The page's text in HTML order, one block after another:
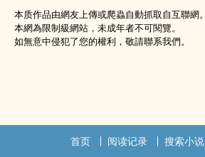
本质作品由網友上傳或爬蟲自動抓取自互聯網。
本網為限制級網站，未成年者不可閱覽。
如無意中侵犯了您的權利，敬請聯系我們。
首页 阅读记录 搜索小说